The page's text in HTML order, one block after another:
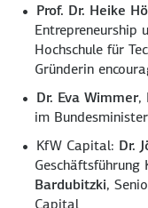
Prof. Dr. Heike
Entrepreneurship
Hochschule für
Gründerin
Dr. Eva Wimmer,
im
KfW Capital: Dr.
Bardubitzki,